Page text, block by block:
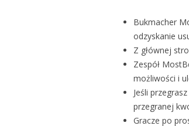
Bukmacher
odzyskanie
Z głównej
Zespół
możliwości i
Jeśli
przegranej
Gracze po